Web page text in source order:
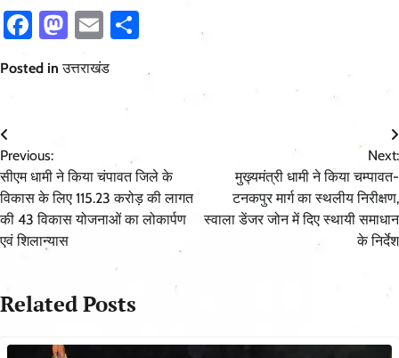
Facebook
Mastodon
EmailShare
Posted inउत्तराखंड
Post
navigation
Previous:
सीएम धामी ने किया चंपावत जिले के
विकास के लिए 115.23 करोड़ की लागत
की 43 विकास योजनाओं का लोकार्पण
एवं शिलान्यास
Next:
मुख्यमंत्री धामी ने किया चम्पावत-
टनकपुर मार्ग का स्थलीय निरीक्षण,
स्वाला डेंजर जोन में दिए स्थायी समाधान
के निर्देश
Related Posts